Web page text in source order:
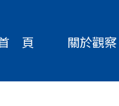
頁 關於觀察